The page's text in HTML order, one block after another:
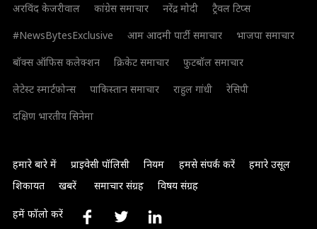
अरविंद केजरीवाल कांग्रेस समाचार नरेंद्र मोदी
ट्रैवल टिप्स
#NewsBytesExclusive
आम आदमी पार्टी समाचार
भाजपा समाचार
बॉक्स ऑफिस कलेक्शन
क्रिकेट समाचार
फुटबॉल समाचार
लेटेस्ट स्मार्टफोन्स
पाकिस्तान समाचार राहुल गांधी
रेसिपी
दक्षिण भारतीय सिनेमा
हमारे बारे में प्राइवेसी पॉलिसी नियम हमसे संपर्क करें
हमारे उसूल
शिकायत
खबरें समाचार संग्रह विषय संग्रह
हमें फॉलो करें